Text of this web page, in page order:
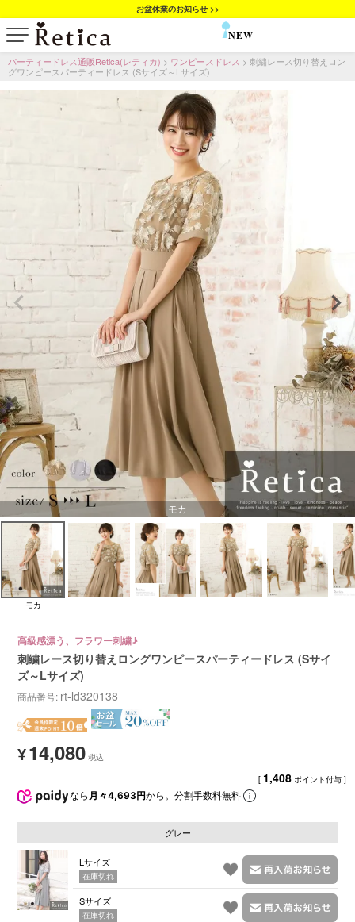
お盆休業のお知らせ >>
NEW
パーティードレス通販Retica(レティカ) ワンピースドレス
刺繍レース切り替えロン
グワンピースパーティードレス (Sサイズ～Lサイズ)
モカ
モカ
高級感漂う、フラワー刺繍♪
刺繍レース切り替えロングワンピースパーティードレス (Sサイ
ズ～Lサイズ)
商品番号 rt-ld320138
¥14,080
[ 1,408 ポイント付与 ]
なら 月々4,693円から。分割手数料無料
グレー
Lサイズ
在庫切れ
Sサイズ
在庫切れ